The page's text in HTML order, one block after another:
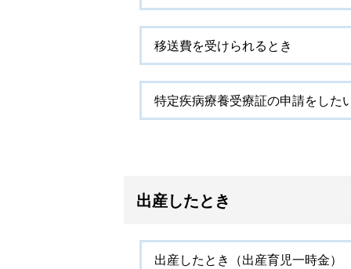
移送費を受けられるとき
特定疾病療養受療証の申請をした
出産したとき
出産したとき（出産育児一時金）